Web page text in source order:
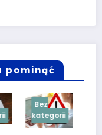
pominąć
Bez
kategorii